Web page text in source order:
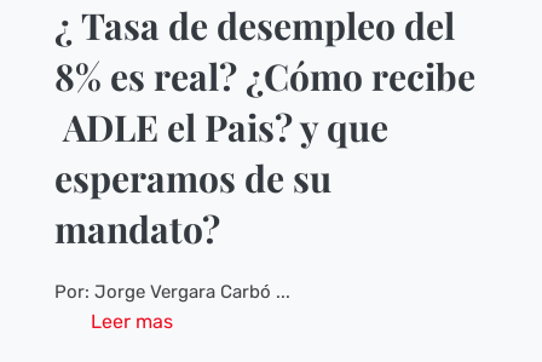
¿ Tasa de desempleo del
8% es real? ¿Cómo recibe
ADLE el Pais? y que
esperamos de su
mandato?
Por: Jorge Vergara Carbó ...
Leer mas